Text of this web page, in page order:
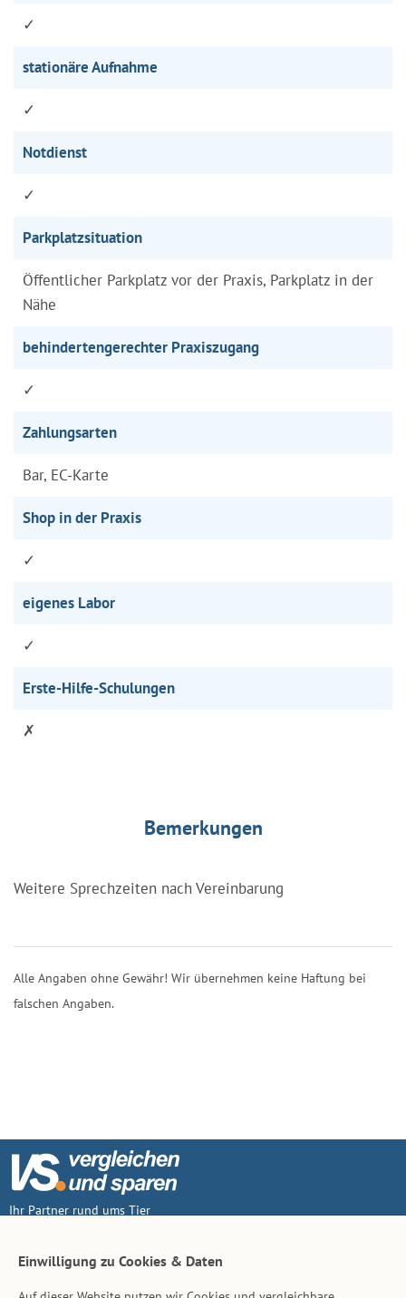
✓
stationäre Aufnahme
✓
Notdienst
✓
Parkplatzsituation
Öffentlicher Parkplatz vor der Praxis, Parkplatz in der
Nähe
behindertengerechter Praxiszugang
✓
Zahlungsarten
Bar, EC-Karte
Shop in der Praxis
✓
eigenes Labor
✓
Erste-Hilfe-Schulungen
✗
Bemerkungen
Weitere Sprechzeiten nach Vereinbarung
Alle Angaben ohne Gewähr! Wir übernehmen keine Haftung bei
falschen Angaben.
Ihr Partner rund ums Tier
Einwilligung zu Cookies & Daten